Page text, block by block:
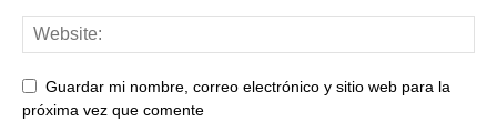
Guardar mi nombre, correo electrónico y sitio web para la
próxima vez que comente